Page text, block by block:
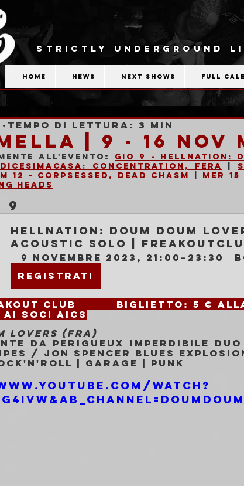
STRICTLY UNDERGROUND
Home News Next shows Full
| 9 - 16 Nov
Tempo di lettura: 3 min
all'evento : Gio 9 - Hellnation:
Concentration, Fera
12 - Corpsessed, Dead Chasm Mer
Heads
9
Hellnation: Doum Doum
Acoustic solo |
9 novembre 2023, 21:00–23:30
Registrati
Biglietto: 5 €
soci AICS
LOVERS (FRA)
da PERIGUEUX imperdibile
/ JON SPENCER BLUES
| Garage | Punk
watch?